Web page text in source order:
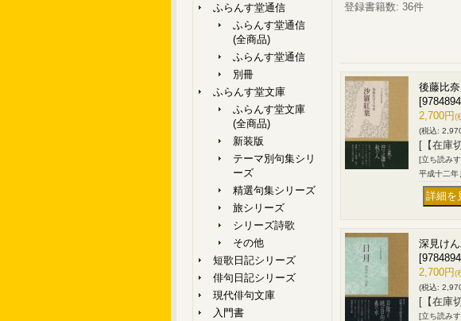
ふらんす堂通信
ふらんす堂通信
(全商品)
ふらんす堂通信
別冊
ふらんす堂文庫
ふらんす堂文庫
(全商品)
新装版
テーマ別句集シリ
ーズ
精選句集シリーズ
旅シリーズ
シリーズ詩歌
その他
短歌日記シリーズ
俳句日記シリーズ
現代俳句文庫
入門書
登録書籍数: 36件
後藤比
2,700円(
(税込:
[【在庫
[立ち読み
平成十二
深見け
2,700円(
(税込:
[【在庫
[立ち読み